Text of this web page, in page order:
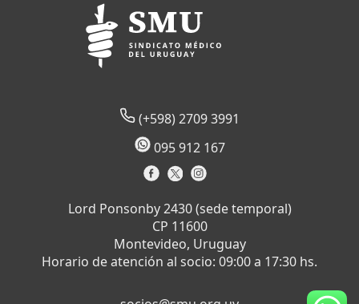
(+598) 2709 3991
095 912 167
Lord Ponsonby 2430 (sede temporal)
CP 11600
Montevideo, Uruguay
Horario de atención al socio: 09:00 a 17:30 hs.